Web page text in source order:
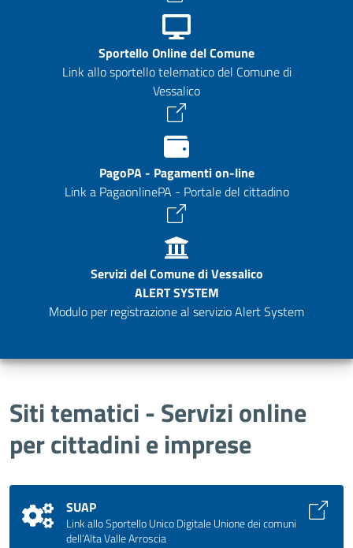
Sportello Online del Comune
Link allo sportello telematico del Comune di
Vessalico
PagoPA - Pagamenti on-line
Link a PagaonlinePA - Portale del cittadino
Servizi del Comune di Vessalico
ALERT SYSTEM
Modulo per registrazione al servizio Alert System
Siti tematici - Servizi online
per cittadini e imprese
SUAP
Link allo Sportello Unico Digitale Unione dei comuni
dell’Alta Valle Arroscia